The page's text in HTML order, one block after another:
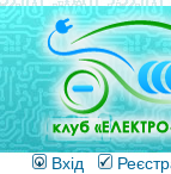
Вхід